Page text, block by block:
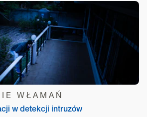
WŁAMAŃ
w detekcji intruzów